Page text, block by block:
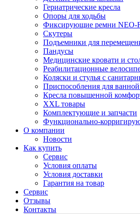
Гериатрические кресла
Опоры для ходьбы
Фиксирующие ремни NEO-
Скутеры
Подъемники для
Пандусы
Медицинские кровати и
Реабилитационные
Коляски и стулья с
Приспособления для
Кресла повышенной
XXL товары
Комплектующие и запчасти
Функционально-
О компании
Новости
Как купить
Сервис
Условия оплаты
Условия доставки
Гарантия на товар
Сервис
Отзывы
Контакты